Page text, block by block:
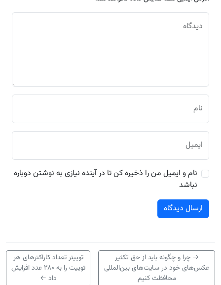
دیدگاه
نام
ایمیل
نام و ایمیل من را ذخیره کن تا در آینده نیازی به نوشتن دوباره
نباشد
→ چرا و چگونه باید از حق تکثیر
عکس‌های خود در سایت‌های بین‌المللی
محافظت کنیم
توییتر تعداد کاراکترهای هر
توییت را به ۲۸۰ عدد افزایش
داد ←